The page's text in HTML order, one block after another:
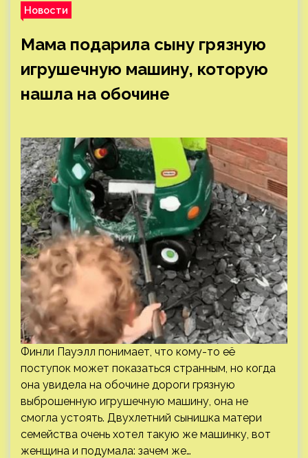
Новости
Мама подарила сыну грязную
игрушечную машину, которую
нашла на обочине
Финли Пауэлл понимает, что кому-то её
поступок может показаться странным, но когда
она увидела на обочине дороги грязную
выброшенную игрушечную машину, она не
смогла устоять. Двухлетний сынишка матери
семейства очень хотел такую же машинку, вот
женщина и подумала: зачем же…